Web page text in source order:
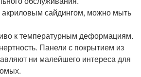
сайдингом, можно мыть
к температурным деформациям.
Панели с покрытием из
ни малейшего интереса для